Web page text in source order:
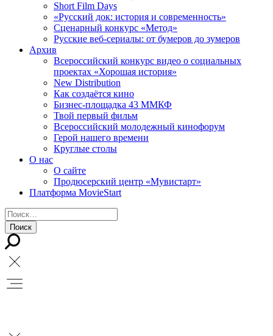
Short Film Days
«Русский док: история и современность»
Сценарный конкурс «Метод»
Русские веб-сериалы: от бумеров до зумеров
Архив
Всероссийский конкурс видео о социальных
проектах «Хорошая история»
New Distribution
Как создаётся кино
Бизнес-площадка 43 ММКФ
Твой первый фильм
Всероссийский молодежный кинофорум
Герой нашего времени
Круглые столы
О нас
О сайте
Продюсерский центр «Мувистарт»
Платформа MovieStart